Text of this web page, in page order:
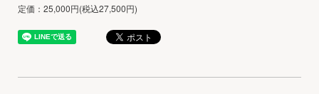
定価：25,000円(税込27,500円)